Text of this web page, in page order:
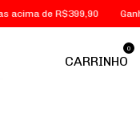
de R$399,90 Ganhe
CARRINHO
0